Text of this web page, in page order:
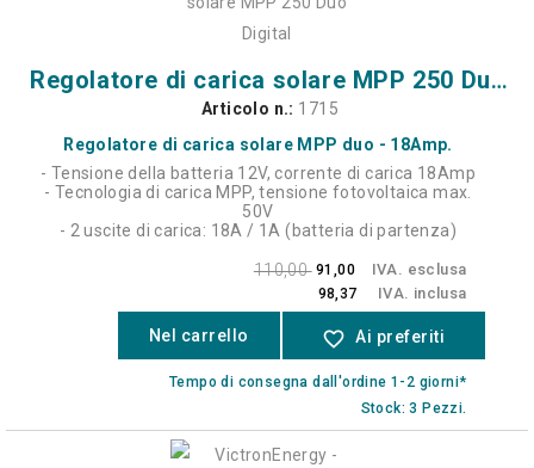
Regolatore di carica solare MPP 250 Duo Digital
Articolo n.: 1715
Regolatore di carica solare MPP duo - 18Amp.
- Tensione della batteria 12V, corrente di carica 18Amp
- Tecnologia di carica MPP, tensione fotovoltaica max.
50V
- 2 uscite di carica: 18A / 1A (batteria di partenza)
110,00 91,00 IVA. esclusa
98,37 IVA. inclusa
Nel carrello favorite_border Ai preferiti
Tempo di consegna dall'ordine 1-2 giorni*
Stock: 3 Pezzi.